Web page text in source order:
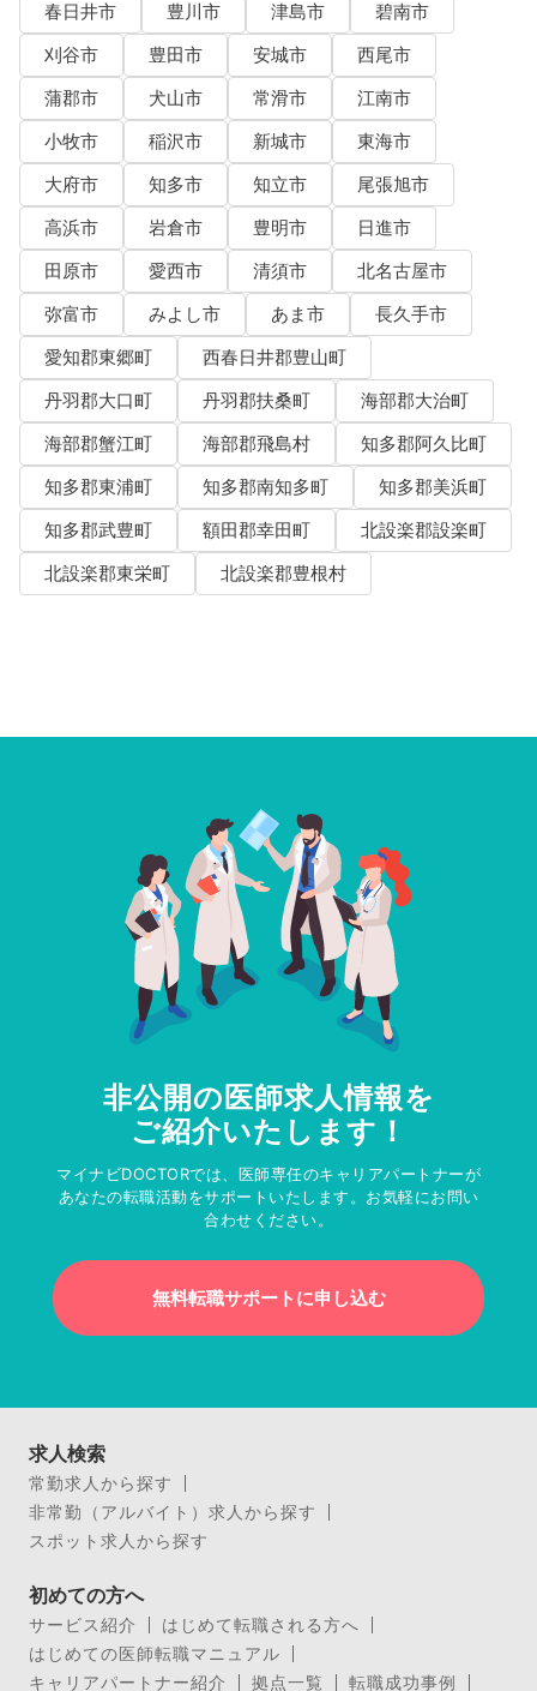
春日井市
豊川市 津島市
碧南市
刈谷市
豊田市 安城市
西尾市
蒲郡市
犬山市 常滑市
江南市
小牧市
稲沢市 新城市
東海市
大府市
知多市 知立市
尾張旭市
高浜市
岩倉市 豊明市
日進市
田原市
愛西市 清須市
北名古屋市
弥富市
みよし市 あま市
長久手市
愛知郡東郷町
西春日井郡豊山町
丹羽郡大口町
丹羽郡扶桑町
海部郡大治町
海部郡蟹江町
海部郡飛島村
知多郡阿久比町
知多郡東浦町
知多郡南知多町
知多郡美浜町
知多郡武豊町
額田郡幸田町
北設楽郡設楽町
北設楽郡東栄町
北設楽郡豊根村
非公開の医師求人情報を
ご紹介いたします！
マイナビDOCTORでは、医師専任のキャリアパートナーが
あなたの転職活動をサポートいたします。お気軽にお問い
合わせください。
無料転職サポートに申し込む
求人検索
常勤求人から探す
非常勤（アルバイト）求人から探す
スポット求人から探す
初めての方へ
サービス紹介
はじめて転職される方へ
はじめての医師転職マニュアル
キャリアパートナー紹介
拠点一覧 転職成功事例